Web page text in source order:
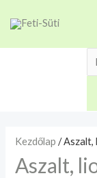
content
n
Kezdőlap / Aszalt,
Aszalt,
A mélyhűtött
csakis saját
tekintettel a